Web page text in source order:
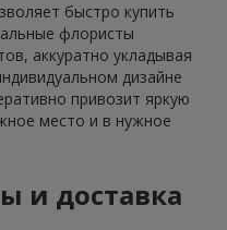
быстро купить
флористы
аккуратно укладывая
дизайне
привозит яркую
место и в нужное
и доставка